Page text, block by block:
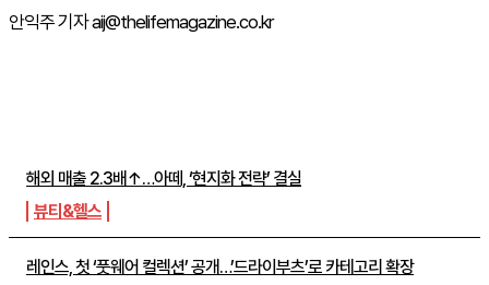
해외 매출 2.3배↑…아떼, ‘현지화 전략’ 결실
뷰티&헬스
레인스, 첫 ‘풋웨어 컬렉션’ 공개…’드라이부츠’로 카테고리 확장
안익주 기자 aij@thelifemagazine.co.kr